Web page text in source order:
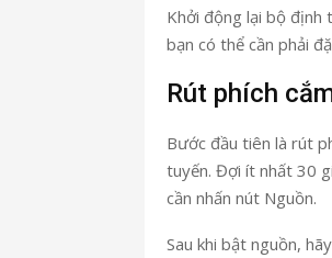
Khởi động lại bộ định
bạn có thể cần phải
Rút phích
Bước đầu tiên là rút
tuyến. Đợi ít nhất 30
cần nhấn nút Nguồn.
Sau khi bật nguồn,